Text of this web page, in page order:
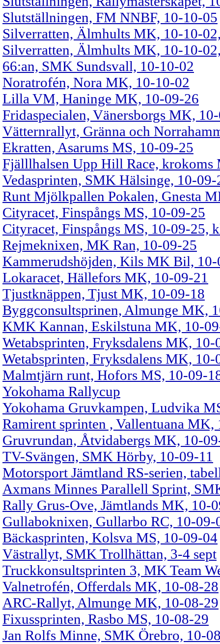
Slutställningen, FM NNBF, 10-10-05
Silverratten, Älmhults MK, 10-10-
Silverratten, Älmhults MK, 10-10-
66:an, SMK Sundsvall, 10-10-02
Noratrofén, Nora MK, 10-10-02
Lilla VM, Haninge MK, 10-09-26
Fridaspecialen, Vänersborgs MK,
Vätternrallyt, Gränna och
Ekratten, Asarums MS, 10-09-25
Fjälllhalsen Upp Hill Race, krokoms
Vedasprinten, SMK Hälsinge, 10-09-
Runt Mjölkpallen Pokalen, Gnesta
Cityracet, Finspångs MS, 10-09-25
Cityracet, Finspångs MS, 10-09-25,
Rejmeknixen, MK Ran, 10-09-25
Kammerudshöjden, Kils MK Bil,
Lokaracet, Hällefors MK, 10-09-21
Tjustknäppen, Tjust MK, 10-09-18
Byggconsultsprinen, Almunge MK,
KMK Kannan, Eskilstuna MK, 10-
Wetabsprinten, Fryksdalens MK, 10-
Wetabsprinten, Fryksdalens MK, 10-
Malmtjärn runt, Hofors MS, 10-09-
Yokohama Rallycup
Yokohama Gruvkampen, Ludvika
Ramirent sprinten , Vallentuana MK,
Gruvrundan, Åtvidabergs MK, 10-
TV-Svängen, SMK Hörby, 10-09-11
Motorsport Jämtland RS-serien,
Axmans Minnes Parallell Sprint,
Rally Grus-Ove, Jämtlands MK, 10-
Gullaboknixen, Gullarbo RC, 10-09-
Bäckasprinten, Kolsva MS, 10-09-04
Västrallyt, SMK Trollhättan, 3-4 sept
Truckkonsultsprinten 3, MK Team
Valnetrofén, Offerdals MK, 10-08-28
ARC-Rallyt, Almunge MK, 10-08-29
Fixussprinten, Rasbo MS, 10-08-29
Jan Rolfs Minne, SMK Örebro, 10-